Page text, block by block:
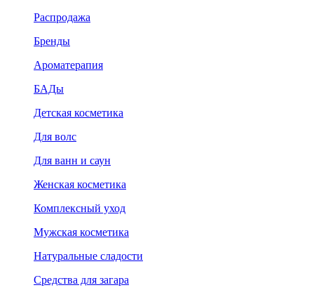
Распродажа
Бренды
Ароматерапия
БАДы
Детская косметика
Для волс
Для ванн и саун
Женская косметика
Комплексный уход
Мужская косметика
Натуральные сладости
Средства для загара